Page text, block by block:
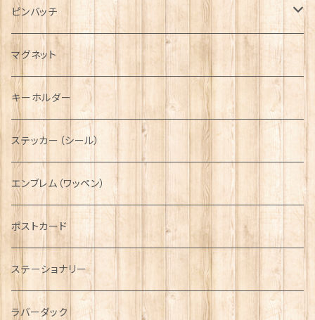
ハンチング帽
キャスケット
ディアストーカー
ニット帽
マフラー
タータン【Bronte by Moon】
タータン【Glencroft】
ボタンラップマフラー【Aran Traditions】
サッシュ
スカーフ
ファッションマスク
ペンダント
チャーム
その他のアクセサリー
ラブスプーン
ラブスプーン【SION LLEWELLYN】
ラブスプーン【PAUL CURTIS】
ファブリック
ティータオル
ペーパーナプキン
ティーコジー
その他テーブルウェア
ピンバッチ
ジェネラルデザイン
乗り物
動物＆植物
国旗＆紋章
音楽＆楽器
運動＆人物
シンボル
ミリタリー
NAVY
AIRFORCE
ピューター
マグネット
キーホルダー
ステッカー（シール）
エンブレム（ワッペン）
ポストカード
ステーショナリー
ラバーダック